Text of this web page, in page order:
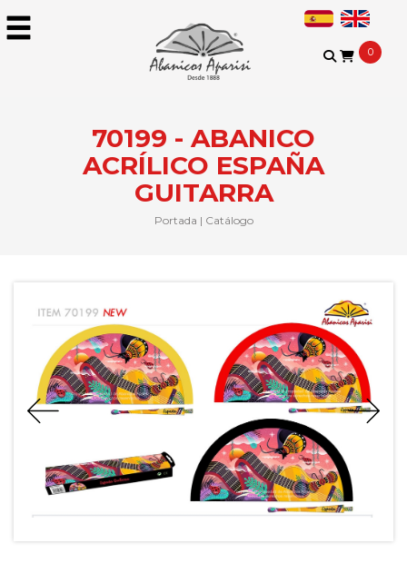
0
70199 - ABANICO
ACRÍLICO ESPAÑA
GUITARRA
Portada | Catálogo